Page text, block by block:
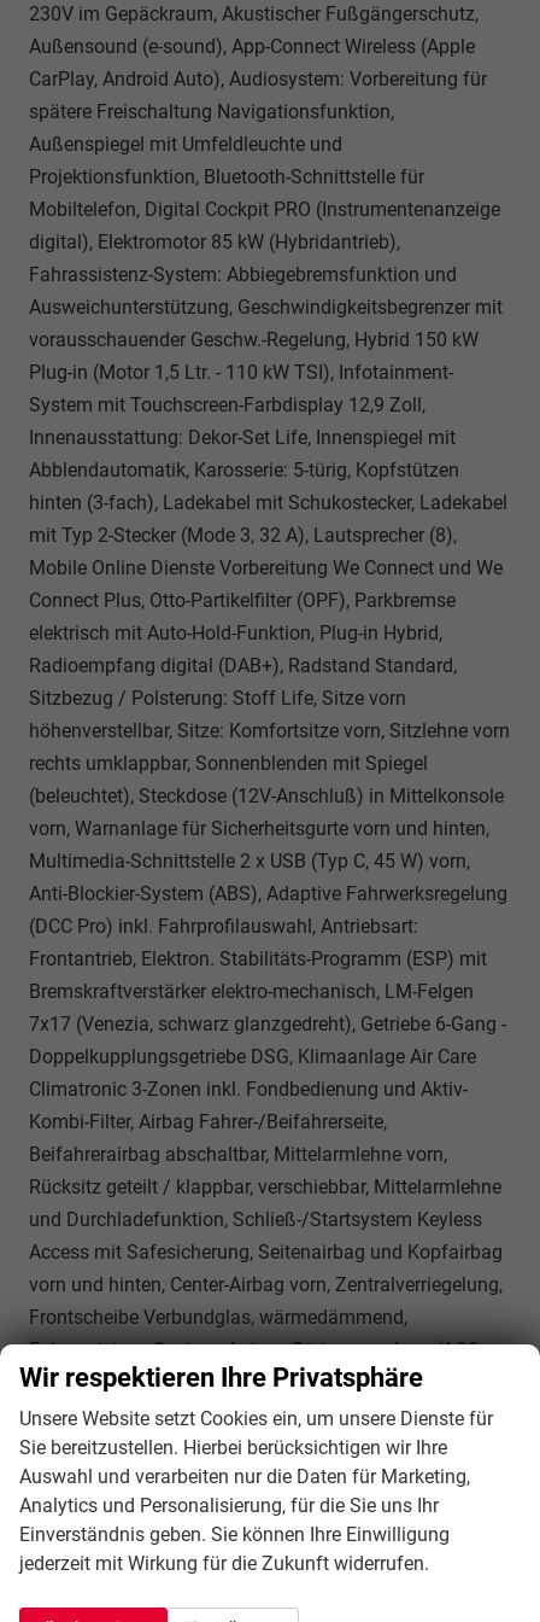
230V im Gepäckraum, Akustischer Fußgängerschutz,
Außensound (e-sound), App-Connect Wireless (Apple
CarPlay, Android Auto), Audiosystem: Vorbereitung für
spätere Freischaltung Navigationsfunktion,
Außenspiegel mit Umfeldleuchte und
Projektionsfunktion, Bluetooth-Schnittstelle für
Mobiltelefon, Digital Cockpit PRO (Instrumentenanzeige
digital), Elektromotor 85 kW (Hybridantrieb),
Fahrassistenz-System: Abbiegebremsfunktion und
Ausweichunterstützung, Geschwindigkeitsbegrenzer mit
vorausschauender Geschw.-Regelung, Hybrid 150 kW
Plug-in (Motor 1,5 Ltr. - 110 kW TSI), Infotainment-
System mit Touchscreen-Farbdisplay 12,9 Zoll,
Innenausstattung: Dekor-Set Life, Innenspiegel mit
Abblendautomatik, Karosserie: 5-türig, Kopfstützen
hinten (3-fach), Ladekabel mit Schukostecker, Ladekabel
mit Typ 2-Stecker (Mode 3, 32 A), Lautsprecher (8),
Mobile Online Dienste Vorbereitung We Connect und We
Connect Plus, Otto-Partikelfilter (OPF), Parkbremse
elektrisch mit Auto-Hold-Funktion, Plug-in Hybrid,
Radioempfang digital (DAB+), Radstand Standard,
Sitzbezug / Polsterung: Stoff Life, Sitze vorn
höhenverstellbar, Sitze: Komfortsitze vorn, Sitzlehne vorn
rechts umklappbar, Sonnenblenden mit Spiegel
(beleuchtet), Steckdose (12V-Anschluß) in Mittelkonsole
vorn, Warnanlage für Sicherheitsgurte vorn und hinten,
Multimedia-Schnittstelle 2 x USB (Typ C, 45 W) vorn,
Anti-Blockier-System (ABS), Adaptive Fahrwerksregelung
(DCC Pro) inkl. Fahrprofilauswahl, Antriebsart:
Frontantrieb, Elektron. Stabilitäts-Programm (ESP) mit
Bremskraftverstärker elektro-mechanisch, LM-Felgen
7x17 (Venezia, schwarz glanzgedreht), Getriebe 6-Gang -
Doppelkupplungsgetriebe DSG, Klimaanlage Air Care
Climatronic 3-Zonen inkl. Fondbedienung und Aktiv-
Kombi-Filter, Airbag Fahrer-/Beifahrerseite,
Beifahrerairbag abschaltbar, Mittelarmlehne vorn,
Rücksitz geteilt / klappbar, verschiebbar, Mittelarmlehne
und Durchladefunktion, Schließ-/Startsystem Keyless
Access mit Safesicherung, Seitenairbag und Kopfairbag
vorn und hinten, Center-Airbag vorn, Zentralverriegelung,
Frontscheibe Verbundglas, wärmedämmend,
Fahrassistenz-System: Autom. Distanzregelung (ACC
inkl. Stop&Go-Funktion), Fahrassistenz-System:
Berganfahr-Assistent, Fahrassistenz-System:
Verkehrszeichenerkennung, Notrufsystem,
Progressivlenkung, Automatische Fahrlichtschaltung mit
Leaving Home / Coming-Home-Lichtfunktion,
Tagfahrlicht LED, Fahrassistenz-System:
Fernlichtregulierung (Light Assist), Scheibenwischer mit
Regensensor, Fahrassistenz-System: Parklenkassistent
Wir respektieren Ihre Privatsphäre
Unsere Website setzt Cookies ein, um unsere Dienste für
Sie bereitzustellen. Hierbei berücksichtigen wir Ihre
Auswahl und verarbeiten nur die Daten für Marketing,
Analytics und Personalisierung, für die Sie uns Ihr
Einverständnis geben. Sie können Ihre Einwilligung
jederzeit mit Wirkung für die Zukunft widerrufen.